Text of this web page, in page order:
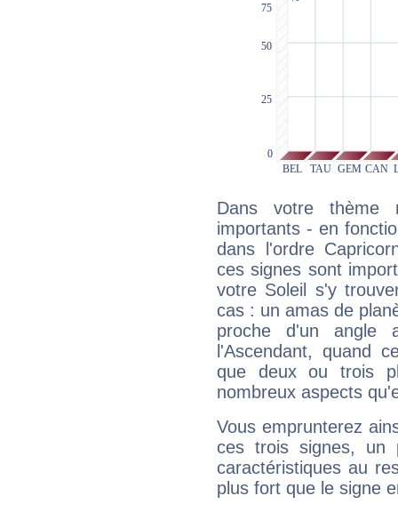
Dans votre thème
importants - en
dans l'ordre
ces signes sont
votre Soleil s'y
cas : un amas de
proche d'un
l'Ascendant, quand
que deux ou trois
nombreux aspects
Vous emprunterez
ces trois signes, un
caractéristiques au
plus fort que le signe